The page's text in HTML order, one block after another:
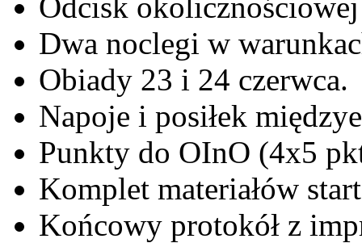
Dwa noclegi w
Obiady 23 i 24 czerwca.
Napoje i posiłek
Punkty do OInO (4x5
Komplet materiałów
Końcowy protokół z